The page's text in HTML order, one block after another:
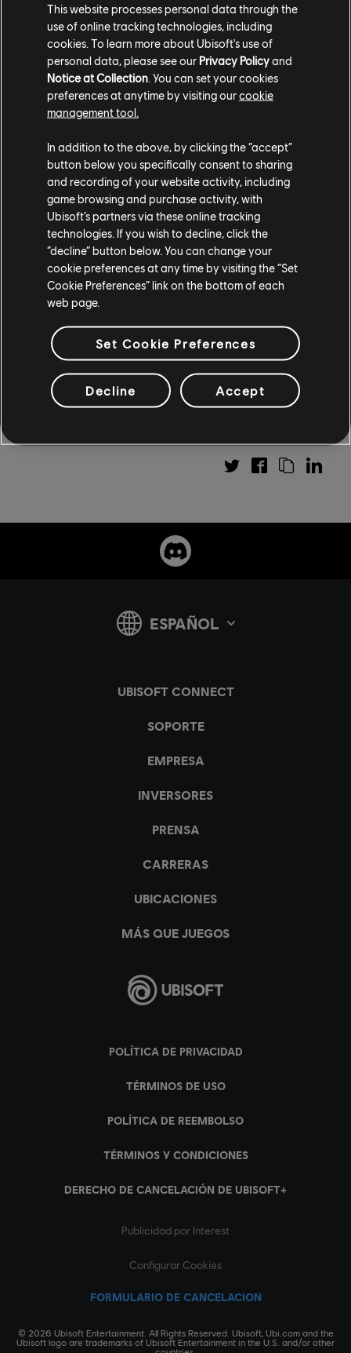
enemigos y enfrentarse a la enorme Floruga, un jefe
que montó en cólera debido a la oscura influencia de
Cursa. Este nuevo video también muestra las
diferentes opciones que aportan los Sparks durante el
combate, que les prestan sus poderes elementales a
los héroes, y los distintos movimientos, combos y
El DLC con Rayman se podrá comprar por separado,
pero también formará parte del pase de temporada,
que ya se incluye en la Gold Edition. Mario + Rabbids
Sparks of Hope estará disponible el 20 de octubre en
exclusiva en Nintendo Switch. Para obtener más
información sobre Mario + Rabbids, échale un ojo a
nuestra entrevista con los desarrolladores, donde
hablan desu viaje desde Kingdom Battle hasta Sparks
This website processes personal data through the
use of online tracking technologies, including
cookies. To learn more about Ubisoft's use of
personal data, please see our Privacy Policyand
Notice at Collection . You can set your cookies
preferences at anytime by visiting ourcookie
management tool.
In addition to the above, by clicking the “accept”
button below you specifically consent to sharing
and recording of your website activity, including
game browsing and purchase activity, with
Ubisoft’s partners via these online tracking
technologies. If you wish to decline, click the
“decline” button below. You can change your
cookie preferences at any time by visiting the “Set
Cookie Preferences” link on the bottom of each
web page.
Set Cookie Preferences
Decline Accept